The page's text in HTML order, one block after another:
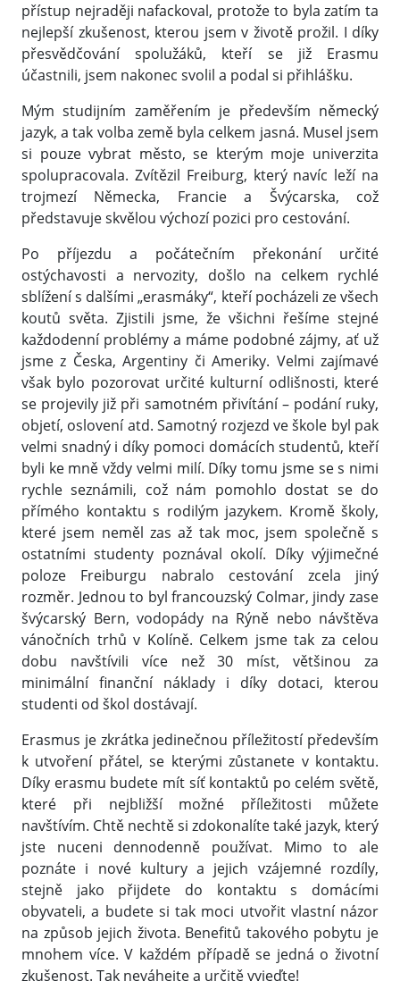
přístup nejraději nafackoval, protože to byla zatím ta
nejlepší zkušenost, kterou jsem v životě prožil. I díky
přesvědčování spolužáků, kteří se již Erasmu
účastnili, jsem nakonec svolil a podal si přihlášku.
Mým studijním zaměřením je především německý
jazyk, a tak volba země byla celkem jasná. Musel jsem
si pouze vybrat město, se kterým moje univerzita
spolupracovala. Zvítězil Freiburg, který navíc leží na
trojmezí Německa, Francie a Švýcarska, což
představuje skvělou výchozí pozici pro cestování.
Po příjezdu a počátečním překonání určité
ostýchavosti a nervozity, došlo na celkem rychlé
sblížení s dalšími „erasmáky“, kteří pocházeli ze všech
koutů světa. Zjistili jsme, že všichni řešíme stejné
každodenní problémy a máme podobné zájmy, ať už
jsme z Česka, Argentiny či Ameriky. Velmi zajímavé
však bylo pozorovat určité kulturní odlišnosti, které
se projevily již při samotném přivítání – podání ruky,
objetí, oslovení atd. Samotný rozjezd ve škole byl pak
velmi snadný i díky pomoci domácích studentů, kteří
byli ke mně vždy velmi milí. Díky tomu jsme se s nimi
rychle seznámili, což nám pomohlo dostat se do
přímého kontaktu s rodilým jazykem. Kromě školy,
které jsem neměl zas až tak moc, jsem společně s
ostatními studenty poznával okolí. Díky výjimečné
poloze Freiburgu nabralo cestování zcela jiný
rozměr. Jednou to byl francouzský Colmar, jindy zase
švýcarský Bern, vodopády na Rýně nebo návštěva
vánočních trhů v Kolíně. Celkem jsme tak za celou
dobu navštívili více než 30 míst, většinou za
minimální finanční náklady i díky dotaci, kterou
studenti od škol dostávají.
Erasmus je zkrátka jedinečnou příležitostí především
k utvoření přátel, se kterými zůstanete v kontaktu.
Díky erasmu budete mít síť kontaktů po celém světě,
které při nejbližší možné příležitosti můžete
navštívím. Chtě nechtě si zdokonalíte také jazyk, který
jste nuceni dennodenně používat. Mimo to ale
poznáte i nové kultury a jejich vzájemné rozdíly,
stejně jako přijdete do kontaktu s domácími
obyvateli, a budete si tak moci utvořit vlastní názor
na způsob jejich života. Benefitů takového pobytu je
mnohem více. V každém případě se jedná o životní
zkušenost. Tak neváhejte a určitě vyjeďte!